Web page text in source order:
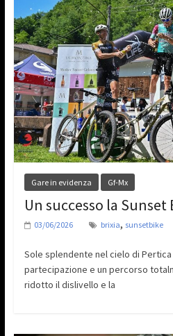
Gare in evidenza Gf-Mx
Un successo la Sunset
03/06/2026 brixia, sunsetbike
Sole splendente nel cielo di
partecipazione e un percorso
ridotto il dislivello e la